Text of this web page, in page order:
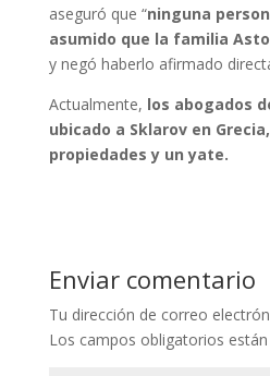
aseguró que “ninguna
asumido que la familia
y negó haberlo afirmado
Actualmente, los abogados
ubicado a Sklarov en
propiedades y un yate.
Enviar comentario
Tu dirección de correo
Los campos obligatorios